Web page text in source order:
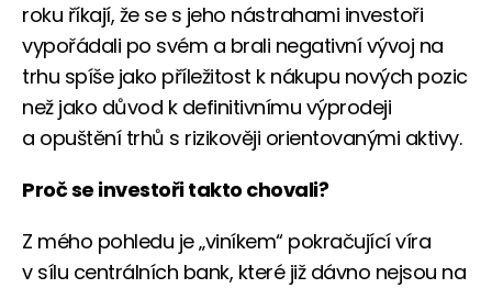
roku říkají, že se s jeho nástrahami investoři
vypořádali po svém a brali negativní vývoj na
trhu spíše jako příležitost k nákupu nových pozic
než jako důvod k definitivnímu výprodeji
a opuštění trhů s rizikověji orientovanými aktivy.
Proč se investoři takto chovali?
Z mého pohledu je „viníkem“ pokračující víra
v sílu centrálních bank, které již dávno nejsou na